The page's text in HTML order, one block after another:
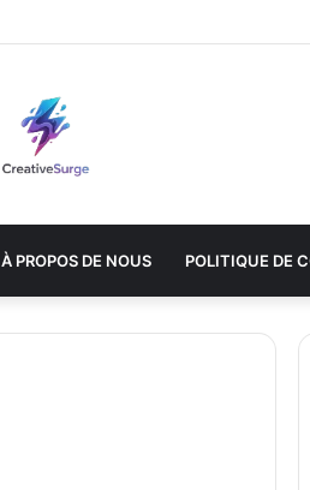
À PROPOS DE NOUS POLITIQUE DE